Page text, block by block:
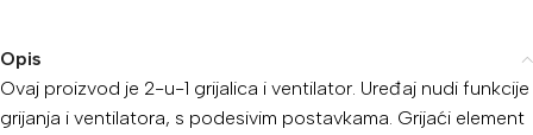
Opis
Ovaj proizvod je 2-u-1 grijalica i ventilator. Uređaj nudi funkcije
grijanja i ventilatora, s podesivim postavkama. Grijaći element